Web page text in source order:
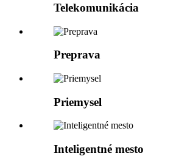
Telekomunikácia
Preprava
Priemysel
Inteligentné mesto